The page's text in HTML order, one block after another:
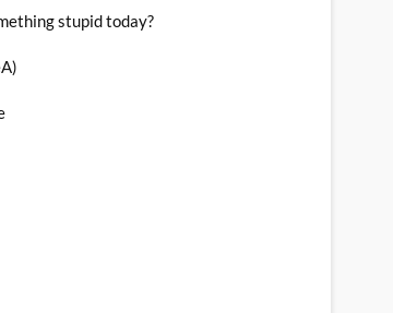
stupid today?